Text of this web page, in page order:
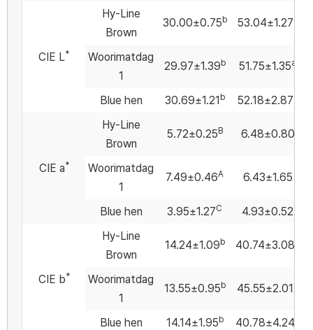
CIE L*
Hy-Line
Brown
30.00±0.75b 53.04±1.27
Woorimatdag
1
29.97±1.39b 51.75±1.35a
Blue hen 30.69±1.21 b 52.18±2.87
CIE a*
Hy-Line
Brown
5.72±0.25B 6.48±0.80
Woorimatdag
1
7.49±0.46A 6.43±1.65
Blue hen 3.95±1.27C 4.93±0.52
CIE b*
Hy-Line
Brown
14.24±1.09b 40.74±3.08
Woorimatdag
1
13.55±0.95b 45.55±2.01
Blue hen 14.14±1.95b 40.78±4.24